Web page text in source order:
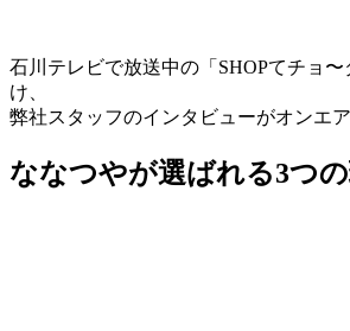
石川テレビで放送中の「SHOPてチョ
け、
弊社スタッフのインタビューがオンエア
ななつやが選ばれる3つ